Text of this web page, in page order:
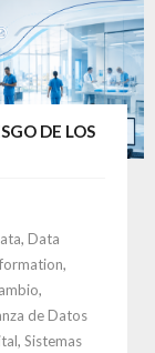
DE LOS
, Data
,
,
de Datos
, Sistemas